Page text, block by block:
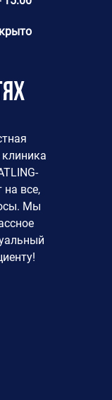
клиника
на все,
Мы